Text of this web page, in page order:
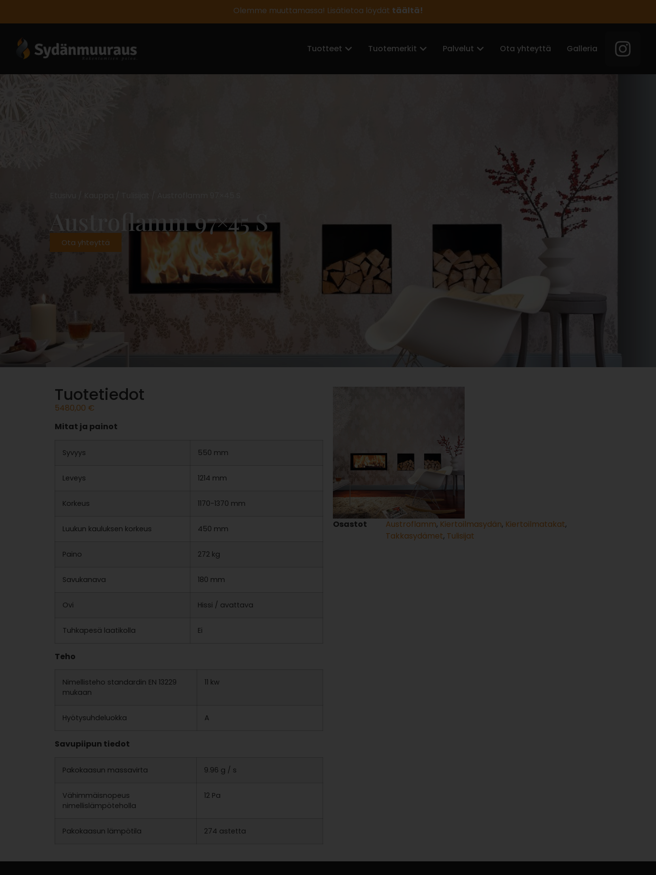
Olemme muuttamassa! Lisätietoa löydät täältä!
Tuotteet Tuotemerkit Palvelut Ota yhteyttä Galleria
Austroflamm 97×45 S
Ota yhteyttä
Tuotetiedot
5480,00 €
Mitat ja painot
Syvyys 550 mm
Leveys 1214 mm
Korkeus 1170-1370 mm
Luukun kauluksen korkeus 450 mm
Paino 272 kg
Savukanava 180 mm
Ovi Hissi / avattava
Tuhkapesä laatikolla Ei
Teho
Nimellisteho standardin EN 13229
mukaan
11 kw
Hyötysuhdeluokka A
Savupiipun tiedot
Pakokaasun massavirta 9.96 g / s
Vähimmäisnopeus
nimellislämpöteholla
12 Pa
Pakokaasun lämpötila 274 astetta
Osastot Austroflamm, Kiertoilmasydän, Kiertoilmatakat,
Takkasydämet, Tulisijat